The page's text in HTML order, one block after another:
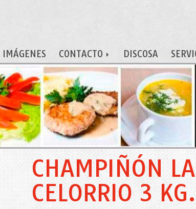
IMÁGENES CONTACTO DISCOSA
CHAMPIÑÓN
CELORRIO 3 KG.